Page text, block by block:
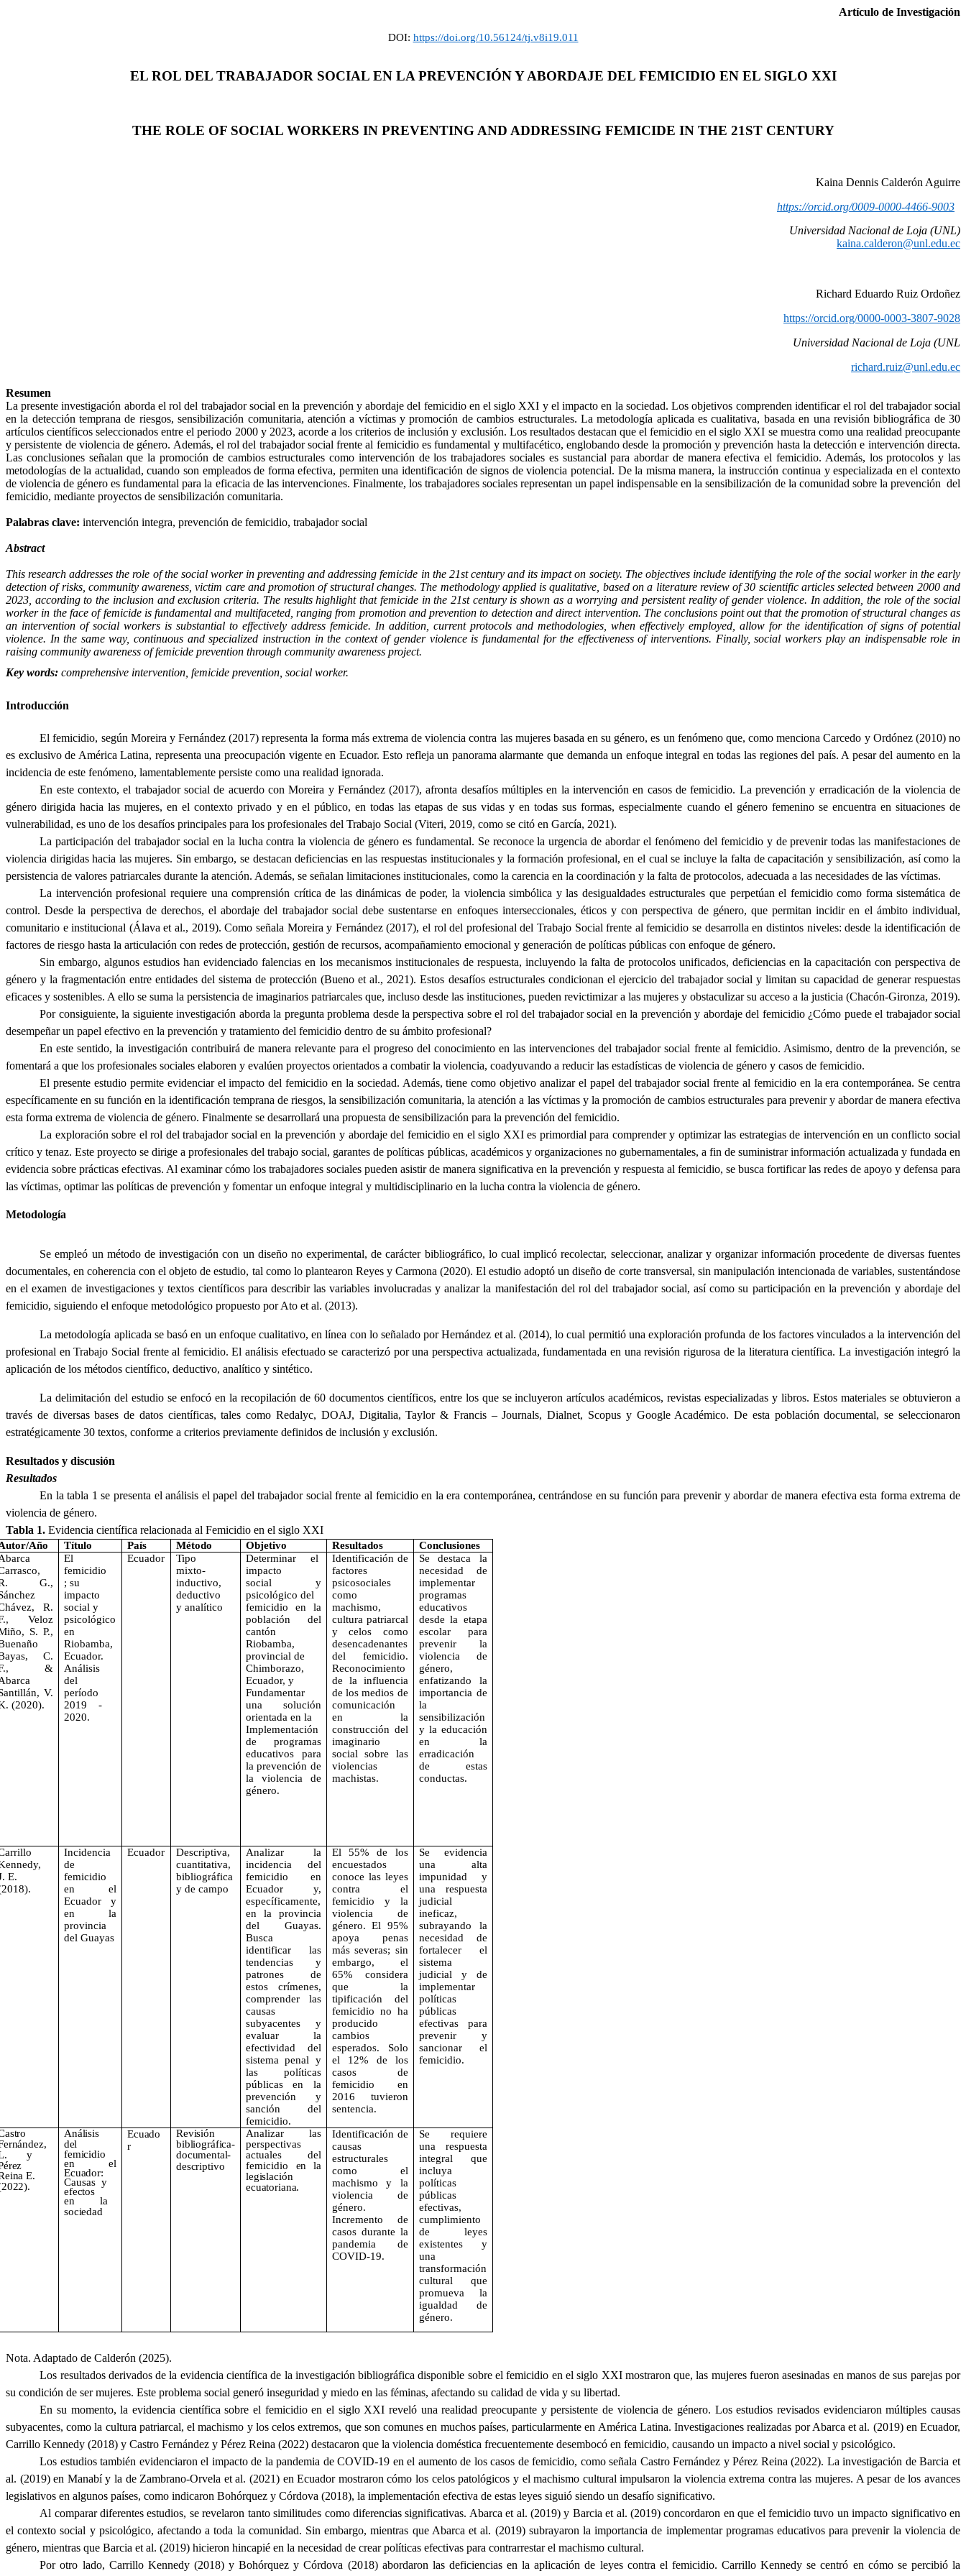
Artículo de Investigación
DOI: https://doi.org/10.56124/tj.v8i19.011
EL ROL DEL TRABAJADOR SOCIAL EN LA PREVENCIÓN Y ABORDAJE DEL FEMICIDIO EN EL SIGLO XXI
THE ROLE OF SOCIAL WORKERS IN PREVENTING AND ADDRESSING FEMICIDE IN THE 21ST CENTURY
Kaina Dennis Calderón Aguirre
https://orcid.org/0009-0000-4466-9003
Universidad Nacional de Loja (UNL)
kaina.calderon@unl.edu.ec
Richard Eduardo Ruiz Ordoñez
https://orcid.org/0000-0003-3807-9028
Universidad Nacional de Loja (UNL
richard.ruiz@unl.edu.ec
Resumen
La presente investigación aborda el rol del trabajador social en la prevención y abordaje del femicidio en el siglo XXI y el impacto en la sociedad. Los objetivos comprenden identificar el rol del trabajador social
en la detección temprana de riesgos, sensibilización comunitaria, atención a víctimas y promoción de cambios estructurales. La metodología aplicada es cualitativa, basada en una revisión bibliográfica de 30
artículos científicos seleccionados entre el periodo 2000 y 2023, acorde a los criterios de inclusión y exclusión. Los resultados destacan que el femicidio en el siglo XXI se muestra como una realidad preocupante
y persistente de violencia de género. Además, el rol del trabajador social frente al femicidio es fundamental y multifacético, englobando desde la promoción y prevención hasta la detección e intervención directa.
Las conclusiones señalan que la promoción de cambios estructurales como intervención de los trabajadores sociales es sustancial para abordar de manera efectiva el femicidio. Además, los protocolos y las
metodologías de la actualidad, cuando son empleados de forma efectiva, permiten una identificación de signos de violencia potencial. De la misma manera, la instrucción continua y especializada en el contexto
de violencia de género es fundamental para la eficacia de las intervenciones. Finalmente, los trabajadores sociales representan un papel indispensable en la sensibilización de la comunidad sobre la prevención del
femicidio, mediante proyectos de sensibilización comunitaria.
Palabras clave: intervención integra, prevención de femicidio, trabajador social
Abstract
This research addresses the role of the social worker in preventing and addressing femicide in the 21st century and its impact on society. The objectives include identifying the role of the social worker in the early
detection of risks, community awareness, victim care and promotion of structural changes. The methodology applied is qualitative, based on a literature review of 30 scientific articles selected between 2000 and
2023, according to the inclusion and exclusion criteria. The results highlight that femicide in the 21st century is shown as a worrying and persistent reality of gender violence. In addition, the role of the social
worker in the face of femicide is fundamental and multifaceted, ranging from promotion and prevention to detection and direct intervention. The conclusions point out that the promotion of structural changes as
an intervention of social workers is substantial to effectively address femicide. In addition, current protocols and methodologies, when effectively employed, allow for the identification of signs of potential
violence. In the same way, continuous and specialized instruction in the context of gender violence is fundamental for the effectiveness of interventions. Finally, social workers play an indispensable role in
raising community awareness of femicide prevention through community awareness project.
Key words: comprehensive intervention, femicide prevention, social worker.
Introducción
El femicidio, según Moreira y Fernández (2017) representa la forma más extrema de violencia contra las mujeres basada en su género, es un fenómeno que, como menciona Carcedo y Ordónez (2010) no
es exclusivo de América Latina, representa una preocupación vigente en Ecuador. Esto refleja un panorama alarmante que demanda un enfoque integral en todas las regiones del país. A pesar del aumento en la
incidencia de este fenómeno, lamentablemente persiste como una realidad ignorada.
En este contexto, el trabajador social de acuerdo con Moreira y Fernández (2017), afronta desafíos múltiples en la intervención en casos de femicidio. La prevención y erradicación de la violencia de
género dirigida hacia las mujeres, en el contexto privado y en el público, en todas las etapas de sus vidas y en todas sus formas, especialmente cuando el género femenino se encuentra en situaciones de
vulnerabilidad, es uno de los desafíos principales para los profesionales del Trabajo Social (Viteri, 2019, como se citó en García, 2021).
La participación del trabajador social en la lucha contra la violencia de género es fundamental. Se reconoce la urgencia de abordar el fenómeno del femicidio y de prevenir todas las manifestaciones de
violencia dirigidas hacia las mujeres. Sin embargo, se destacan deficiencias en las respuestas institucionales y la formación profesional, en el cual se incluye la falta de capacitación y sensibilización, así como la
persistencia de valores patriarcales durante la atención. Además, se señalan limitaciones institucionales, como la carencia en la coordinación y la falta de protocolos, adecuada a las necesidades de las víctimas.
La intervención profesional requiere una comprensión crítica de las dinámicas de poder, la violencia simbólica y las desigualdades estructurales que perpetúan el femicidio como forma sistemática de
control. Desde la perspectiva de derechos, el abordaje del trabajador social debe sustentarse en enfoques interseccionales, éticos y con perspectiva de género, que permitan incidir en el ámbito individual,
comunitario e institucional (Álava et al., 2019). Como señala Moreira y Fernández (2017), el rol del profesional del Trabajo Social frente al femicidio se desarrolla en distintos niveles: desde la identificación de
factores de riesgo hasta la articulación con redes de protección, gestión de recursos, acompañamiento emocional y generación de políticas públicas con enfoque de género.
Sin embargo, algunos estudios han evidenciado falencias en los mecanismos institucionales de respuesta, incluyendo la falta de protocolos unificados, deficiencias en la capacitación con perspectiva de
género y la fragmentación entre entidades del sistema de protección (Bueno et al., 2021). Estos desafíos estructurales condicionan el ejercicio del trabajador social y limitan su capacidad de generar respuestas
eficaces y sostenibles. A ello se suma la persistencia de imaginarios patriarcales que, incluso desde las instituciones, pueden revictimizar a las mujeres y obstaculizar su acceso a la justicia (Chacón-Gironza, 2019).
Por consiguiente, la siguiente investigación aborda la pregunta problema desde la perspectiva sobre el rol del trabajador social en la prevención y abordaje del femicidio ¿Cómo puede el trabajador social
desempeñar un papel efectivo en la prevención y tratamiento del femicidio dentro de su ámbito profesional?
En este sentido, la investigación contribuirá de manera relevante para el progreso del conocimiento en las intervenciones del trabajador social frente al femicidio. Asimismo, dentro de la prevención, se
fomentará a que los profesionales sociales elaboren y evalúen proyectos orientados a combatir la violencia, coadyuvando a reducir las estadísticas de violencia de género y casos de femicidio.
El presente estudio permite evidenciar el impacto del femicidio en la sociedad. Además, tiene como objetivo analizar el papel del trabajador social frente al femicidio en la era contemporánea. Se centra
específicamente en su función en la identificación temprana de riesgos, la sensibilización comunitaria, la atención a las víctimas y la promoción de cambios estructurales para prevenir y abordar de manera efectiva
esta forma extrema de violencia de género. Finalmente se desarrollará una propuesta de sensibilización para la prevención del femicidio.
La exploración sobre el rol del trabajador social en la prevención y abordaje del femicidio en el siglo XXI es primordial para comprender y optimizar las estrategias de intervención en un conflicto social
crítico y tenaz. Este proyecto se dirige a profesionales del trabajo social, garantes de políticas públicas, académicos y organizaciones no gubernamentales, a fin de suministrar información actualizada y fundada en
evidencia sobre prácticas efectivas. Al examinar cómo los trabajadores sociales pueden asistir de manera significativa en la prevención y respuesta al femicidio, se busca fortificar las redes de apoyo y defensa para
las víctimas, optimar las políticas de prevención y fomentar un enfoque integral y multidisciplinario en la lucha contra la violencia de género.
Metodología
Se empleó un método de investigación con un diseño no experimental, de carácter bibliográfico, lo cual implicó recolectar, seleccionar, analizar y organizar información procedente de diversas fuentes
documentales, en coherencia con el objeto de estudio, tal como lo plantearon Reyes y Carmona (2020). El estudio adoptó un diseño de corte transversal, sin manipulación intencionada de variables, sustentándose
en el examen de investigaciones y textos científicos para describir las variables involucradas y analizar la manifestación del rol del trabajador social, así como su participación en la prevención y abordaje del
femicidio, siguiendo el enfoque metodológico propuesto por Ato et al. (2013).
La metodología aplicada se basó en un enfoque cualitativo, en línea con lo señalado por Hernández et al. (2014), lo cual permitió una exploración profunda de los factores vinculados a la intervención del
profesional en Trabajo Social frente al femicidio. El análisis efectuado se caracterizó por una perspectiva actualizada, fundamentada en una revisión rigurosa de la literatura científica. La investigación integró la
aplicación de los métodos científico, deductivo, analítico y sintético.
La delimitación del estudio se enfocó en la recopilación de 60 documentos científicos, entre los que se incluyeron artículos académicos, revistas especializadas y libros. Estos materiales se obtuvieron a
través de diversas bases de datos científicas, tales como Redalyc, DOAJ, Digitalia, Taylor & Francis – Journals, Dialnet, Scopus y Google Académico. De esta población documental, se seleccionaron
estratégicamente 30 textos, conforme a criterios previamente definidos de inclusión y exclusión.
Resultados y discusión
Resultados
En la tabla 1 se presenta el análisis el papel del trabajador social frente al femicidio en la era contemporánea, centrándose en su función para prevenir y abordar de manera efectiva esta forma extrema de
violencia de género.
Tabla 1. Evidencia científica relacionada al Femicidio en el siglo XXI
Año Título País Método Objetivo Resultados
Conclusiones
G.,
R.
Veloz
S. P.,
C.
&
V.
(2020).
El
femicidio
; su
impacto
social y
psicológico
en
Riobamba,
Ecuador.
Análisis
del
período
2019 -
2020.
Ecuador
Tipo
mixto-
inductivo,
deductivo
y analítico
Determinar el
impacto
social y
psicológico del
femicidio en la
población del
cantón
Riobamba,
provincial de
Chimborazo,
Ecuador, y
Fundamentar
una solución
orientada en la
Implementación
de programas
educativos para
la prevención de
la violencia de
género.
Identificación de
factores
psicosociales
como
machismo,
cultura patriarcal
y celos como
desencadenantes
del femicidio.
Reconocimiento
de la influencia
de los medios de
comunicación
en la
construcción del
imaginario
social sobre las
violencias
machistas.
Se destaca la
necesidad de
implementar
programas
educativos
desde la etapa
escolar para
prevenir la
violencia de
género,
enfatizando la
importancia de
la
sensibilización
y la educación
en la
erradicación
de estas
conductas.
E.
Incidencia
de
femicidio
en el
Ecuador y
en la
provincia
del Guayas
Ecuador
Descriptiva,
cuantitativa,
bibliográfica
y de campo
Analizar la
incidencia del
femicidio en
Ecuador y,
específicamente,
en la provincia
del Guayas.
Busca
identificar las
tendencias y
patrones de
estos crímenes,
comprender las
causas
subyacentes y
evaluar la
efectividad del
sistema penal y
las políticas
públicas en la
prevención y
sanción del
femicidio.
El 55% de los
encuestados
conoce las leyes
contra el
femicidio y la
violencia de
género. El 95%
apoya penas
más severas; sin
embargo, el
65% considera
que la
tipificación del
femicidio no ha
producido
cambios
esperados. Solo
el 12% de los
casos de
femicidio en
2016 tuvieron
sentencia.
Se evidencia
una alta
impunidad y
una respuesta
judicial
ineficaz,
subrayando la
necesidad de
fortalecer el
sistema
judicial y de
implementar
políticas
públicas
efectivas para
prevenir y
sancionar el
femicidio.
y
E.
Análisis
del
femicidio
en
el
Ecuador:
Causas y
efectos
en
la
sociedad
Ecuado
r
Revisión
bibliográfica-
documental-
descriptivo
Analizar
las
perspectivas
actuales
del
femicidio
en la
legislación
ecuatoriana.
Identificación de
causas
estructurales
como el
machismo y la
violencia de
género.
Incremento de
casos durante la
pandemia de
COVID-19.
Se requiere
una respuesta
integral que
incluya
políticas
públicas
efectivas,
cumplimiento
de leyes
existentes y
una
transformación
cultural que
promueva la
igualdad de
género.
Nota. Adaptado de Calderón (2025).
Los resultados derivados de la evidencia científica de la investigación bibliográfica disponible sobre el femicidio en el siglo XXI mostraron que, las mujeres fueron asesinadas en manos de sus parejas por
su condición de ser mujeres. Este problema social generó inseguridad y miedo en las féminas, afectando su calidad de vida y su libertad.
En su momento, la evidencia científica sobre el femicidio en el siglo XXI reveló una realidad preocupante y persistente de violencia de género. Los estudios revisados evidenciaron múltiples causas
subyacentes, como la cultura patriarcal, el machismo y los celos extremos, que son comunes en muchos países, particularmente en América Latina. Investigaciones realizadas por Abarca et al. (2019) en Ecuador,
Carrillo Kennedy (2018) y Castro Fernández y Pérez Reina (2022) destacaron que la violencia doméstica frecuentemente desembocó en femicidio, causando un impacto a nivel social y psicológico.
Los estudios también evidenciaron el impacto de la pandemia de COVID-19 en el aumento de los casos de femicidio, como señala Castro Fernández y Pérez Reina (2022). La investigación de Barcia et
al. (2019) en Manabí y la de Zambrano-Orvela et al. (2021) en Ecuador mostraron cómo los celos patológicos y el machismo cultural impulsaron la violencia extrema contra las mujeres. A pesar de los avances
legislativos en algunos países, como indicaron Bohórquez y Córdova (2018), la implementación efectiva de estas leyes siguió siendo un desafío significativo.
Al comparar diferentes estudios, se revelaron tanto similitudes como diferencias significativas. Abarca et al. (2019) y Barcia et al. (2019) concordaron en que el femicidio tuvo un impacto significativo en
el contexto social y psicológico, afectando a toda la comunidad. Sin embargo, mientras que Abarca et al. (2019) subrayaron la importancia de implementar programas educativos para prevenir la violencia de
género, mientras que Barcia et al. (2019) hicieron hincapié en la necesidad de crear políticas efectivas para contrarrestar el machismo cultural.
Por otro lado, Carrillo Kennedy (2018) y Bohórquez y Córdova (2018) abordaron las deficiencias en la aplicación de leyes contra el femicidio. Carrillo Kennedy se centró en cómo se percibió la